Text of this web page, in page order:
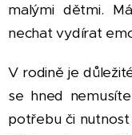
malými dětmi.
nechat vydírat
V rodině je
se hned
potřebu či